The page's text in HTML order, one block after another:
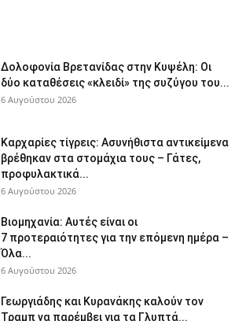
Δολοφονία Βρετανίδας στην Κυψέλη: Οι
δύο καταθέσεις «κλειδί» της συζύγου του...
6 Αυγούστου 2026
Καρχαρίες τίγρεις: Ασυνήθιστα αντικείμενα
βρέθηκαν στα στομάχια τους – Γάτες,
προφυλακτικά...
6 Αυγούστου 2026
Βιομηχανία: Αυτές είναι οι
7 προτεραιότητες για την επόμενη ημέρα –
Όλα...
6 Αυγούστου 2026
Γεωργιάδης και Κυρανάκης καλούν τον
Τραμπ να παρέμβει για τα Γλυπτά...